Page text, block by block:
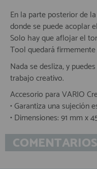
En la parte posterior de
donde se puede acoplar
Solo hay que aflojar el
Tool quedará
Nada se desliza, y
trabajo creativo.
Accesorio para VARIO
• Garantiza una sujeción
• Dimensiones: 91 mm x